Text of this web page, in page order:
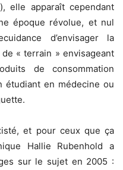
elle apparaît cependant
époque révolue, et nul
d’envisager la
« terrain » envisageant
de consommation
étudiant en médecine ou
et pour ceux que ça
Hallie Rubenhold a
sur le sujet en 2005 :